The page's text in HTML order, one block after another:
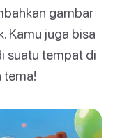
gambar
Kamu juga bisa
suatu tempat di
tema!